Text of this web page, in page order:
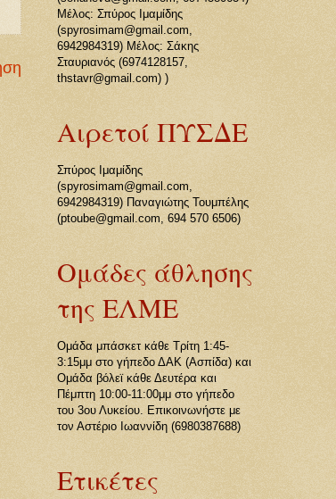
Μέλος: Σπύρος Ιμαμίδης
(spyrosimam@gmail.com,
6942984319) Μέλος: Σάκης
Σταυριανός (6974128157,
thstavr@gmail.com) )
Αιρετοί ΠΥΣΔΕ
Σπύρος Ιμαμίδης
(spyrosimam@gmail.com,
6942984319) Παναγιώτης Τουμπέλης
(ptoube@gmail.com, 694 570 6506)
Ομάδες άθλησης
της ΕΛΜΕ
Ομάδα μπάσκετ κάθε Τρίτη 1:45-
3:15μμ στο γήπεδο ΔΑΚ (Ασπίδα) και
Ομάδα βόλεϊ κάθε Δευτέρα και
Πέμπτη 10:00-11:00μμ στο γήπεδο
του 3ου Λυκείου. Επικοινωνήστε με
τον Αστέριο Ιωαννίδη (6980387688)
Ετικέτες